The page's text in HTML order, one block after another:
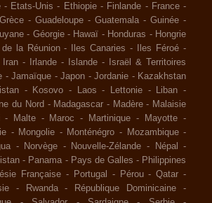
- Etats-Unis - Ethiopie - Finlande - France -
Grèce - Guadeloupe - Guatemala - Guinée -
- Géorgie - Hawaï - Honduras - Hongrie
de la Réunion - Iles Canaries - Iles Féroé -
Iran - Irlande - Islande -
Israël & Territoires
- Jamaïque - Japon - Jordanie - Kazakhstan
- Kosovo - Laos - Lettonie - Liban -
du Nord - Madagascar - Madère - Malaisie
- Malte - Maroc - Martinique - Mayotte -
- Mongolie - Monténégro - Mozambique -
- Norvège - Nouvelle-Zélande - Népal
-
- Panama - Pays de Galles - Philippines
Française - Portugal - Pérou -Qatar -
- Rwanda - République Dominicaine
-